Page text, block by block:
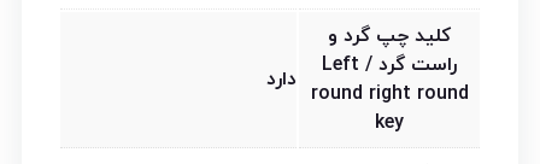
کلید چپ گرد و
راست گرد / Left
round right round
key
دارد